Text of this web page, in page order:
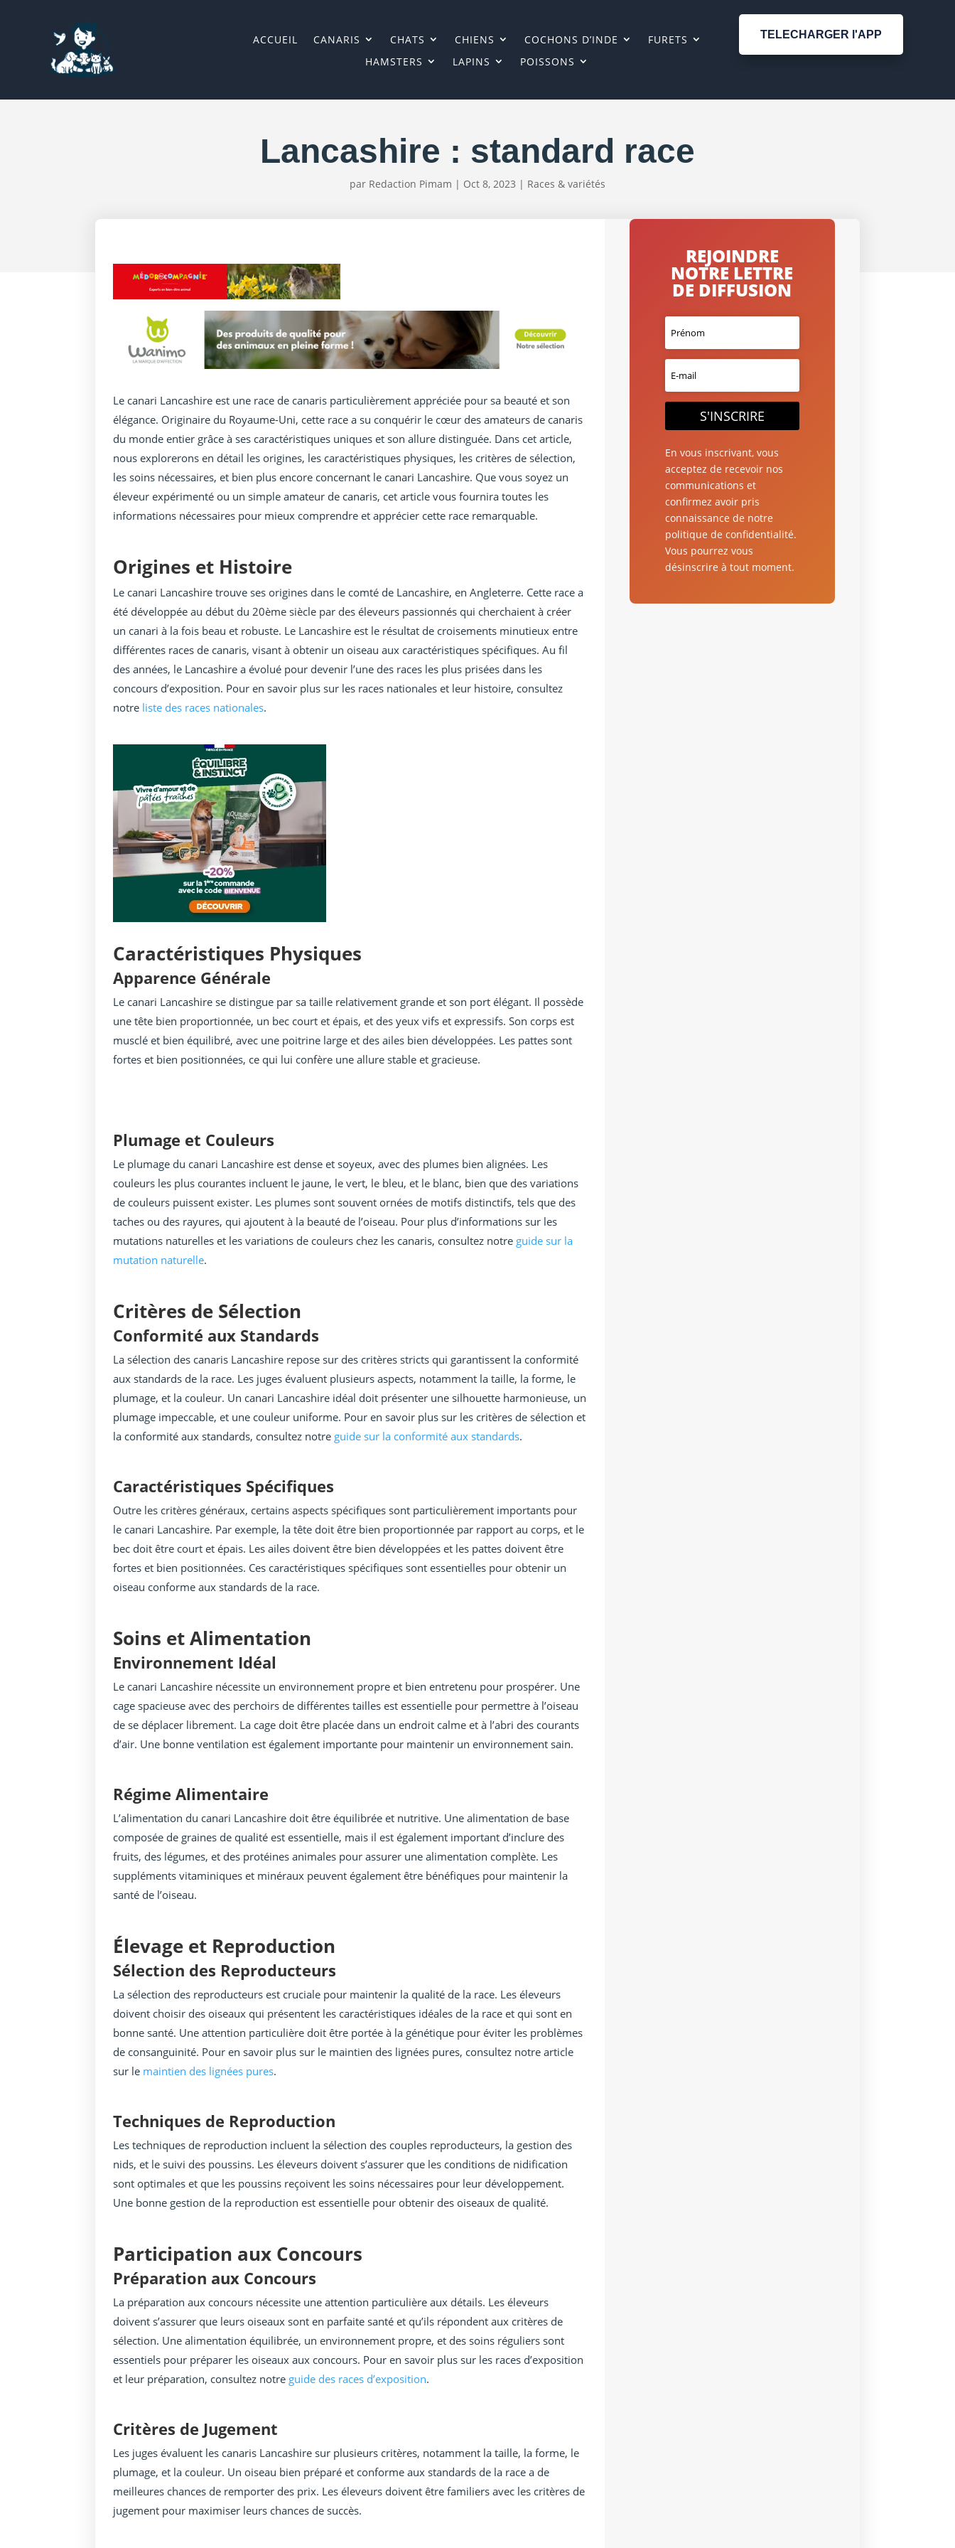
ACCUEIL CANARIS CHATS CHIENS COCHONS D’INDE
FURETS
HAMSTERS
LAPINS POISSONS
TELECHARGER l'APP
Lancashire : standard race
par Redaction Pimam | Oct 8, 2023 | Races & variétés
Le canari Lancashire est une race de canaris particulièrement appréciée pour sa beauté et son
élégance. Originaire du Royaume-Uni, cette race a su conquérir le cœur des amateurs de canaris
du monde entier grâce à ses caractéristiques uniques et son allure distinguée. Dans cet article,
nous explorerons en détail les origines, les caractéristiques physiques, les critères de sélection,
les soins nécessaires, et bien plus encore concernant le canari Lancashire. Que vous soyez un
éleveur expérimenté ou un simple amateur de canaris, cet article vous fournira toutes les
informations nécessaires pour mieux comprendre et apprécier cette race remarquable.
Origines et Histoire
Le canari Lancashire trouve ses origines dans le comté de Lancashire, en Angleterre. Cette race a
été développée au début du 20ème siècle par des éleveurs passionnés qui cherchaient à créer
un canari à la fois beau et robuste. Le Lancashire est le résultat de croisements minutieux entre
différentes races de canaris, visant à obtenir un oiseau aux caractéristiques spécifiques. Au fil
des années, le Lancashire a évolué pour devenir l’une des races les plus prisées dans les
concours d’exposition. Pour en savoir plus sur les races nationales et leur histoire, consultez
notre liste des races nationales.
Caractéristiques Physiques
Apparence Générale
Le canari Lancashire se distingue par sa taille relativement grande et son port élégant. Il possède
une tête bien proportionnée, un bec court et épais, et des yeux vifs et expressifs. Son corps est
musclé et bien équilibré, avec une poitrine large et des ailes bien développées. Les pattes sont
fortes et bien positionnées, ce qui lui confère une allure stable et gracieuse.
Plumage et Couleurs
Le plumage du canari Lancashire est dense et soyeux, avec des plumes bien alignées. Les
couleurs les plus courantes incluent le jaune, le vert, le bleu, et le blanc, bien que des variations
de couleurs puissent exister. Les plumes sont souvent ornées de motifs distinctifs, tels que des
taches ou des rayures, qui ajoutent à la beauté de l’oiseau. Pour plus d’informations sur les
mutations naturelles et les variations de couleurs chez les canaris, consultez notre guide sur la
mutation naturelle.
Critères de Sélection
Conformité aux Standards
La sélection des canaris Lancashire repose sur des critères stricts qui garantissent la conformité
aux standards de la race. Les juges évaluent plusieurs aspects, notamment la taille, la forme, le
plumage, et la couleur. Un canari Lancashire idéal doit présenter une silhouette harmonieuse, un
plumage impeccable, et une couleur uniforme. Pour en savoir plus sur les critères de sélection et
la conformité aux standards, consultez notre guide sur la conformité aux standards.
Caractéristiques Spécifiques
Outre les critères généraux, certains aspects spécifiques sont particulièrement importants pour
le canari Lancashire. Par exemple, la tête doit être bien proportionnée par rapport au corps, et le
bec doit être court et épais. Les ailes doivent être bien développées et les pattes doivent être
fortes et bien positionnées. Ces caractéristiques spécifiques sont essentielles pour obtenir un
oiseau conforme aux standards de la race.
Soins et Alimentation
Environnement Idéal
Le canari Lancashire nécessite un environnement propre et bien entretenu pour prospérer. Une
cage spacieuse avec des perchoirs de différentes tailles est essentielle pour permettre à l’oiseau
de se déplacer librement. La cage doit être placée dans un endroit calme et à l’abri des courants
d’air. Une bonne ventilation est également importante pour maintenir un environnement sain.
Régime Alimentaire
L’alimentation du canari Lancashire doit être équilibrée et nutritive. Une alimentation de base
composée de graines de qualité est essentielle, mais il est également important d’inclure des
fruits, des légumes, et des protéines animales pour assurer une alimentation complète. Les
suppléments vitaminiques et minéraux peuvent également être bénéfiques pour maintenir la
santé de l’oiseau.
Élevage et Reproduction
Sélection des Reproducteurs
La sélection des reproducteurs est cruciale pour maintenir la qualité de la race. Les éleveurs
doivent choisir des oiseaux qui présentent les caractéristiques idéales de la race et qui sont en
bonne santé. Une attention particulière doit être portée à la génétique pour éviter les problèmes
de consanguinité. Pour en savoir plus sur le maintien des lignées pures, consultez notre article
sur le maintien des lignées pures.
Techniques de Reproduction
Les techniques de reproduction incluent la sélection des couples reproducteurs, la gestion des
nids, et le suivi des poussins. Les éleveurs doivent s’assurer que les conditions de nidification
sont optimales et que les poussins reçoivent les soins nécessaires pour leur développement.
Une bonne gestion de la reproduction est essentielle pour obtenir des oiseaux de qualité.
Participation aux Concours
Préparation aux Concours
La préparation aux concours nécessite une attention particulière aux détails. Les éleveurs
doivent s’assurer que leurs oiseaux sont en parfaite santé et qu’ils répondent aux critères de
sélection. Une alimentation équilibrée, un environnement propre, et des soins réguliers sont
essentiels pour préparer les oiseaux aux concours. Pour en savoir plus sur les races d’exposition
et leur préparation, consultez notre guide des races d’exposition.
Critères de Jugement
Les juges évaluent les canaris Lancashire sur plusieurs critères, notamment la taille, la forme, le
plumage, et la couleur. Un oiseau bien préparé et conforme aux standards de la race a de
meilleures chances de remporter des prix. Les éleveurs doivent être familiers avec les critères de
jugement pour maximiser leurs chances de succès.
REJOINDRE
NOTRE LETTRE
DE DIFFUSION
S'INSCRIRE
En vous inscrivant, vous
acceptez de recevoir nos
communications et
confirmez avoir pris
connaissance de notre
politique de confidentialité.
Vous pourrez vous
désinscrire à tout moment.